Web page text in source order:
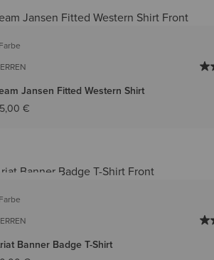
Jansen Fitted Western Shirt
€
Banner Badge T-Shirt